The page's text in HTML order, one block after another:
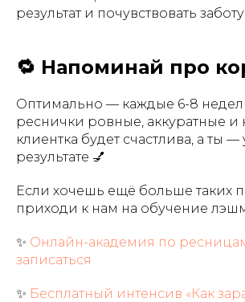
результат и почувствовать
🔁 Напоминай про
Оптимально — каждые 6-8
реснички ровные, аккуратные и
клиентка будет счастлива, а ты —
результате 💅
Если хочешь ещё больше таких
приходи к нам на обучение
✨ Онлайн-академия по
записаться
✨ Бесплатный интенсив «Как